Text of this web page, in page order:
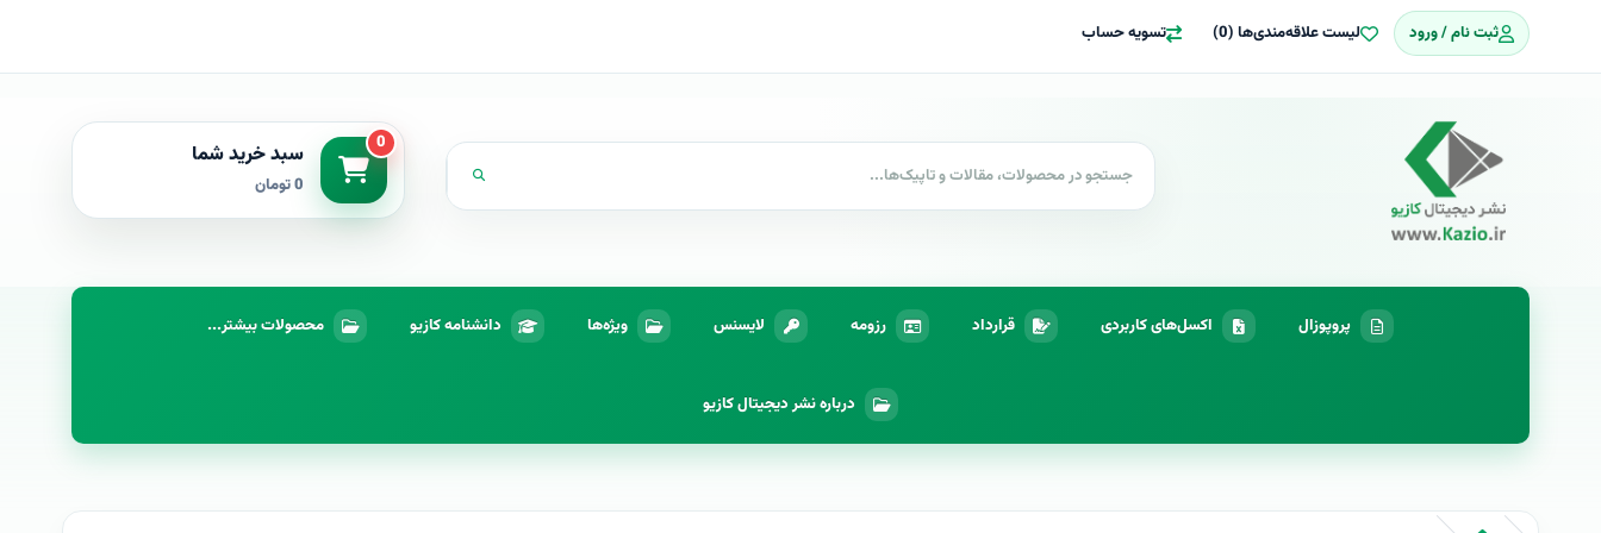
ثبت نام / ورود لیست علاقه‌مندی‌ها (0) تسویه حساب
0 سبد خرید شما
0 تومان
پروپوزال اکسل‌های کاربردی قرارداد رزومه لایسنس ویژه‌ها دانشنامه کازیو محصولات بیشتر...
درباره نشر دیجیتال کازیو